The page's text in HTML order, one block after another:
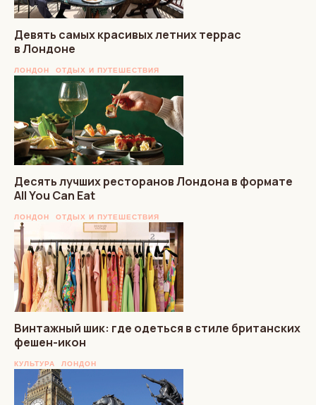
Девять самых красивых летних террас
в Лондоне
ЛОНДОН ОТДЫХ И ПУТЕШЕСТВИЯ
Десять лучших ресторанов Лондона в формате
All You Can Eat
ЛОНДОН ОТДЫХ И ПУТЕШЕСТВИЯ
Винтажный шик: где одеться в стиле британских
фешен-икон
КУЛЬТУРА ЛОНДОН